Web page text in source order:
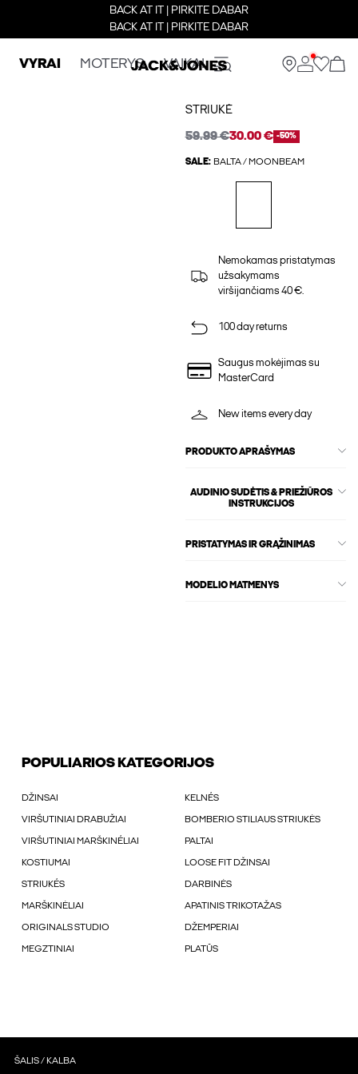
BACK AT IT | PIRKITE DABAR
BACK AT IT | PIRKITE DABAR
VYRAI MOTERYS VAIKAI
STRIUKĖ
59.99 €30.00 € -50%
SALE: BALTA / MOONBEAM
Nemokamas pristatymas
užsakymams
viršijančiams 40 €.
100 day returns
Saugus mokėjimas su
MasterCard
New items every day
PRODUKTO APRAŠYMAS
AUDINIO SUDĖTIS & PRIEŽIŪROS
INSTRUKCIJOS
PRISTATYMAS IR GRĄŽINIMAS
MODELIO MATMENYS
POPULIARIOS KATEGORIJOS
DŽINSAI KELNÉS
VIRŠUTINIAI DRABUŽIAI BOMBERIO STILIAUS STRIUKĖS
VIRŠUTINIAI MARŠKINÉLIAI PALTAI
KOSTIUMAI LOOSE FIT DŽINSAI
STRIUKÉS DARBINĖS
MARŠKINĖLIAI APATINIS TRIKOTAŽAS
ORIGINALS STUDIO DŽEMPERIAI
MEGZTINIAI PLATŪS
ŠALIS / KALBA